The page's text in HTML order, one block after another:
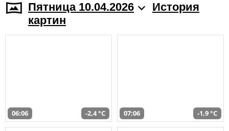
Пятница 10.04.2026
История
картин
06:06 -2,4 °C 07:06 -1,9 °C